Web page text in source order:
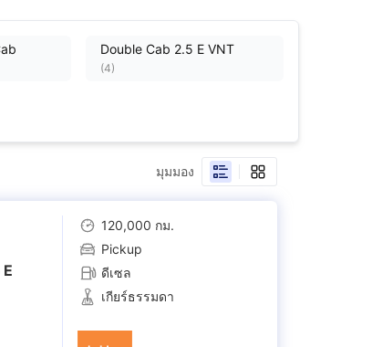
Double Cab 2.5 E VNT
(4)
Smart Cab 2.5 E
(2)
Smart Cab 2.5 E VNT
Prerunner TRDSportivo
มุมมอง
120,000 กม.
Pickup
ดีเซล
เกียร์ธรรมดา